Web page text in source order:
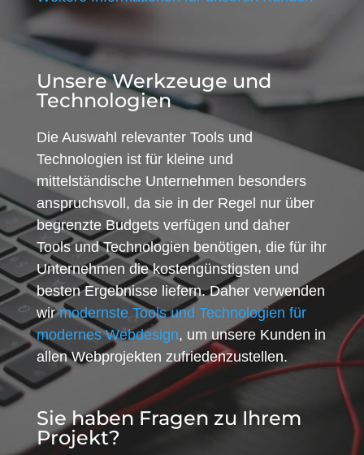
Unsere Werkzeuge und
Technologien
Die Auswahl relevanter Tools und
Technologien ist für kleine und
mittelständische Unternehmen besonders
anspruchsvoll, da sie in der Regel nur über
begrenzte Budgets verfügen und daher
Tools und Technologien benötigen, die für ihr
Unternehmen die kostengünstigsten und
besten Ergebnisse liefern. Daher verwenden
wirmodernste Tools und Technologien für
modernes Webdesign, um unsere Kunden in
allen Webprojekten zufriedenzustellen.
Sie haben Fragen zu Ihrem
Projekt?